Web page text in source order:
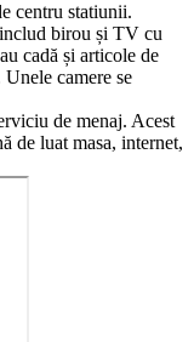
centru statiunii.
birou și TV cu
cadă și articole de
camere se
de menaj. Acest
de luat masa, internet,